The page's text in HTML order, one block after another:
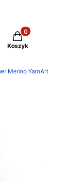
Produkty w
Koszyk
Merino YarnArt